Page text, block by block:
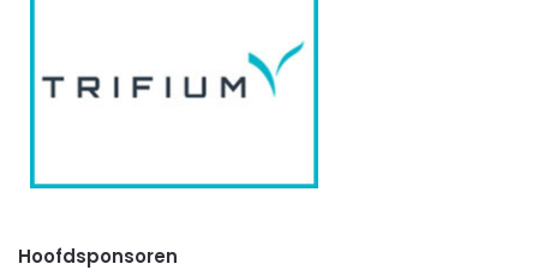
Hoofdsponsoren